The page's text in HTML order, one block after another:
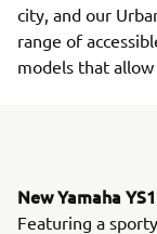
city, and our
range of
models that
New Yamaha
Featuring a